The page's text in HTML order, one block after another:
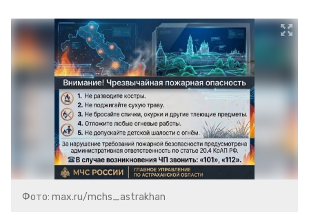
Фото: max.ru/mchs_astrakhan